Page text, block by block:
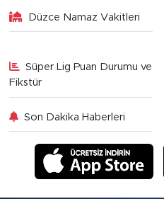
Düzce Namaz Vakitleri
Süper Lig Puan Durumu ve
Fikstür
Son Dakika Haberleri